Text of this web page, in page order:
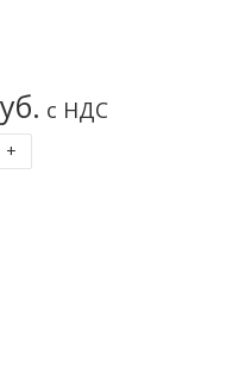
с НДС
+